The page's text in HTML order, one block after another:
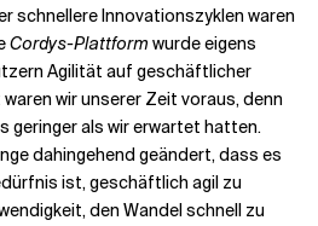
schnellere Innovationszyklen waren
Cordys-Plattform wurde eigens
Agilität auf geschäftlicher
wir unserer Zeit voraus, denn
geringer als wir erwartet hatten.
dahingehend geändert, dass es
ist, geschäftlich agil zu
den Wandel schnell zu